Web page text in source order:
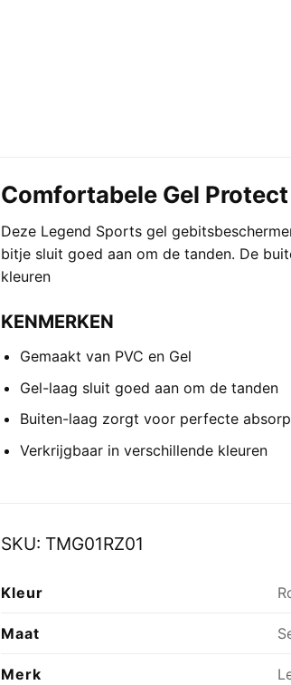
Comfortabele Gel
Deze Legend Sports gel
bitje sluit goed aan om de tanden. De
kleuren
KENMERKEN
Gemaakt van PVC en Gel
Gel-laag sluit goed aan om de tanden
Buiten-laag zorgt voor perfecte
Verkrijgbaar in verschillende kleuren
SKU: TMG01RZ01
Kleur
Maat
Merk